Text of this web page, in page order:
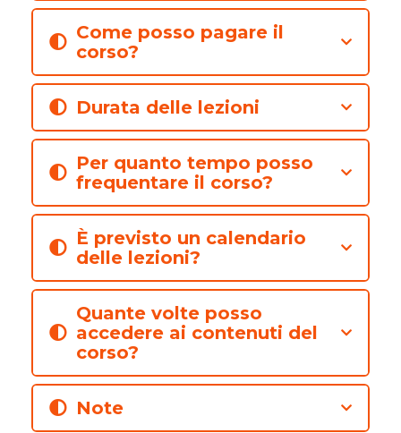
Come posso pagare il
corso?
Durata delle lezioni
Per quanto tempo posso
frequentare il corso?
È previsto un calendario
delle lezioni?
Quante volte posso
accedere ai contenuti del
corso?
Note